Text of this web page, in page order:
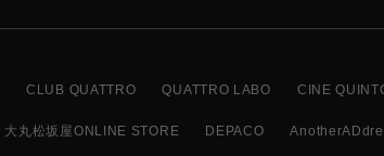
CLUB QUATTRO QUATTRO LABO CINE
大丸松坂屋ONLINE STORE DEPACO